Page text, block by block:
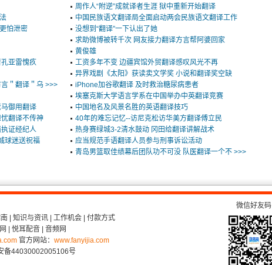
周作人“附逆”成就译者生涯 狱中重新开始翻译
中国民族语文翻译局全面启动两会民族语文翻译工作
怕泄密
没想到“翻译”一下认出了她
求助微博被转千次 网友接力翻译方言帮阿婆回家
黄俊雄
亚雷愧疚
工资多年不变 边疆宾馆外贸翻译感叹风光不再
异界戏剧《太阳》获读卖文学奖 小说和翻译奖空缺
＂翻译＂乌 >>>
iPhone加谷歌翻译 及时救治糖尿病患者
埃塞克斯大学语言学系在中国举办中英翻译竞赛
御用翻译
中国地名及风景名胜的英语翻译技巧
翻译不传神
40年的难忘记忆--访尼克松访华美方翻译傅立民
证经纪人
热身赛绿城3-2清水鼓动 冈田给翻译讲解战术
球迷送祝福
应当规范手语翻译人员参与刑事诉讼活动
青岛男篮取佳绩幕后团队功不可没 队医翻译一个不 >>>
知识与资讯 工作机会
付款方式
悦耳配音| 音频网
官方网站： www.fanyijia.com
备44030002005106号
微信好友码